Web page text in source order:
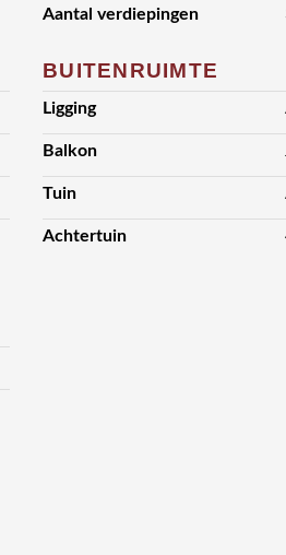
Aantal verdiepingen
BUITENRUIMTE
Ligging
Balkon
Tuin
Achtertuin